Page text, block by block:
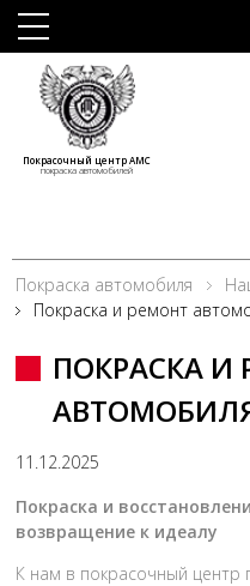
Покрасочный центр АМС
покраска автомобилей
Покраска автомобиля
Покраска и ремонт
ПОКРАСКА И
АВТОМОБИЛЯ
11.12.2025
Покраска и
возвращение к идеалу
К нам в покрасочный центр